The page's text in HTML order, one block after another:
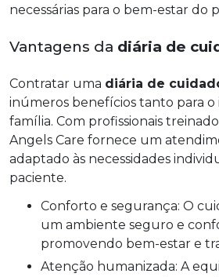
necessárias para o bem-estar do
Vantagens da diária de
Contratar uma diária de
inúmeros benefícios tanto para o
família. Com profissionais
Angels Care fornece um
adaptado às necessidades
paciente.
Conforto e segurança: O cuidador proporciona
um ambiente seguro e
promovendo bem-estar e
Atenção humanizada: A equipe da Angels Care